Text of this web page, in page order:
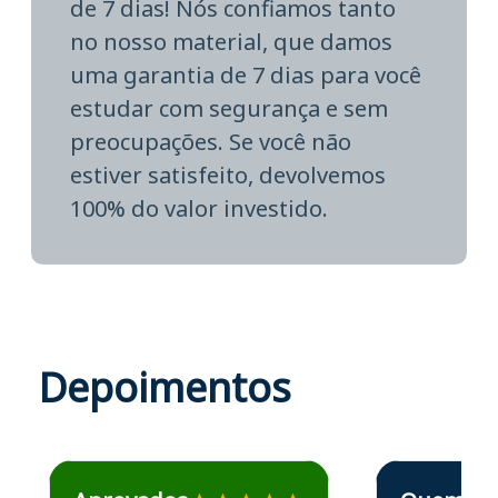
de 7 dias! Nós confiamos tanto
no nosso material, que damos
uma garantia de 7 dias para você
estudar com segurança e sem
preocupações. Se você não
estiver satisfeito, devolvemos
100% do valor investido.
Depoimentos
Estudante José recomenda o Aprova Concursos emEstudante Elais